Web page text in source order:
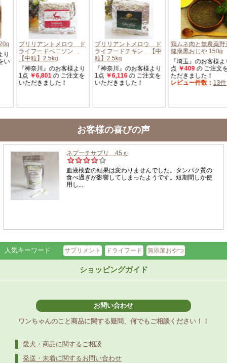
お客様の喜びの声
人気キーワード サプリメント ドライフード 無添加おやつ
ショッピングガイド
お問い合わせ
ワンちゃんのこと商品に関する疑問、何でもご相談ください！！
愛犬・商品に関するご相談
発送・未着に関するお問い合わせ